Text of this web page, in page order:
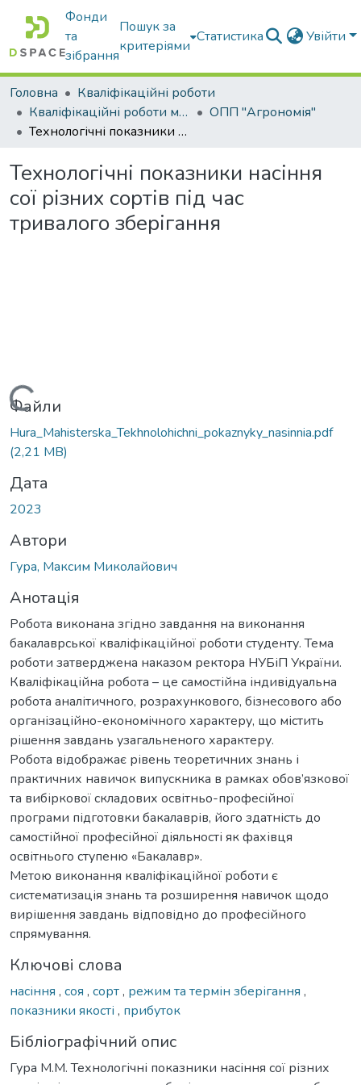
Фонди
та
зібрання
Пошук за
критеріями
Статистика Увійти
Головна
Кваліфікаційні роботи
Кваліфікаційні роботи магістрів
ОПП "Агрономія"
Технологічні показники насіння сої різних сортів під час тривалого зберігання
Технологічні показники насіння
сої різних сортів під час
тривалого зберігання
Вантажиться...
Файли
Hura_Mahisterska_Tekhnolohichni_pokaznyky_nasinnia.pdf
(2,21 MB)
Дата
2023
Автори
Гура, Максим Миколайович
Анотація
Робота виконана згідно завдання на виконання
бакалаврської кваліфікаційної роботи студенту. Тема
роботи затверджена наказом ректора НУБіП України.
Кваліфікаційна робота – це самостійна індивідуальна
робота аналітичного, розрахункового, бізнесового або
організаційно-економічного характеру, що містить
рішення завдань узагальненого характеру.
Робота відображає рівень теоретичних знань і
практичних навичок випускника в рамках обов’язкової
та вибіркової складових освітньо-професійної
програми підготовки бакалаврів, його здатність до
самостійної професійної діяльності як фахівця
освітнього ступеню «Бакалавр».
Метою виконання кваліфікаційної роботи є
систематизація знань та розширення навичок щодо
вирішення завдань відповідно до професійного
спрямування.
Ключові слова
насіння , соя , сорт, режим та термін зберігання ,
показники якості , прибуток
Бібліографічний опис
Гура М.М. Технологічні показники насіння сої різних